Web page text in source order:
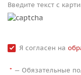
Введите текст с
Я согласен на
* — Обязательные